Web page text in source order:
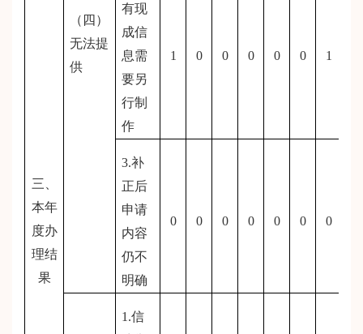
三、
本年
度办
理结
果
（四）
无法提
供
有现
成信
息需
要另
行制
作
1 0 0 0 0 0 1
3.补
正后
申请
内容
仍不
明确
0 0 0 0 0 0 0
1.信